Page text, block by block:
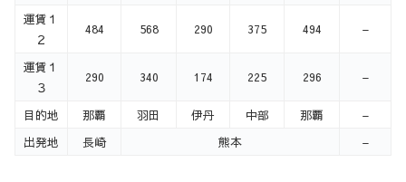
運賃１
２
484 568 290 375 494 –
運賃１
３
290 340 174 225 296 –
目的地 那覇 羽田 伊丹 中部 那覇
–
出発地
長崎 熊本 –